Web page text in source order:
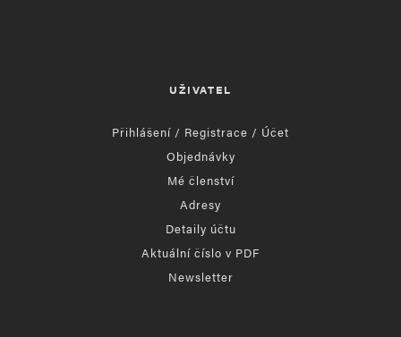
UŽIVATEL
Přihlášení / Registrace / Účet
Objednávky
Mé členství
Adresy
Detaily účtu
Aktuální číslo v PDF
Newsletter